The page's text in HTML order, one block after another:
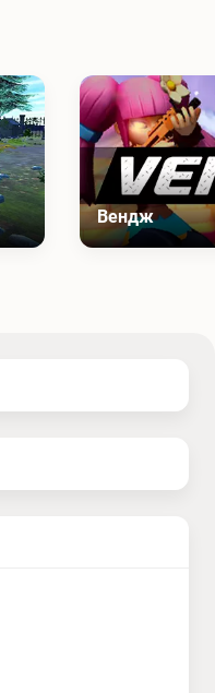
Вендж